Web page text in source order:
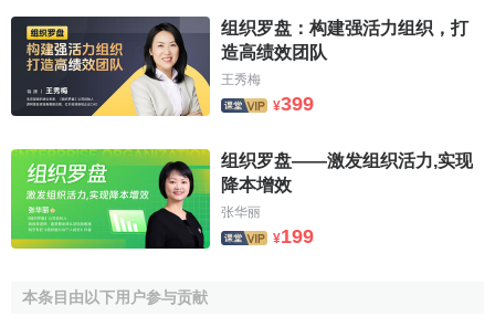
国向大会派出以石油、矿产和
能源部长（大臣）为首的代表
团。大会每年召开两次，如有
需要还可召开特别会议。大会
个成员国均为一票，负责制定
该组织的大政方针，并决定以何种适当方式加以执行。
石油输出国组织大会同时还决定是否接纳新的成员国，
审议理事会就该组织事务提交的报告和建议。大会审议通过
大会有权要求理事会就涉及该组织利益的任何事项提交报告
组织罗盘：构建强活力组织，打
造高绩效团队
王秀梅
¥399
组织罗盘——激发组织活力,实现
降本增效
张华丽
¥199
本条目由以下用户参与贡献